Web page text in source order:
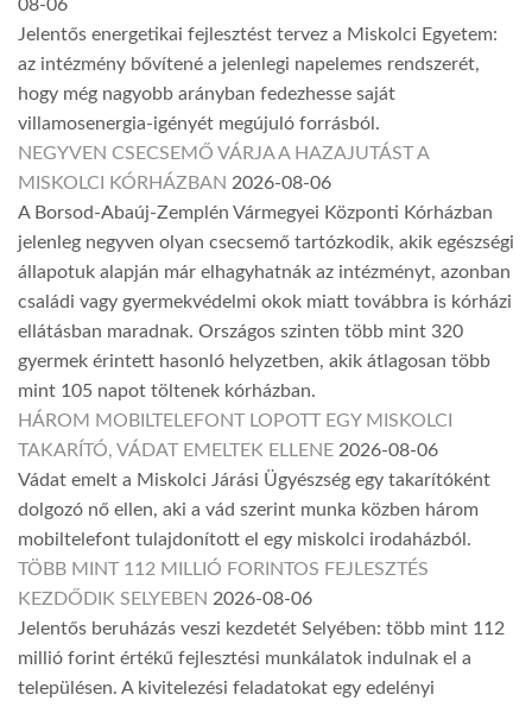
08-06
Jelentős energetikai fejlesztést tervez a Miskolci Egyetem:
az intézmény bővítené a jelenlegi napelemes rendszerét,
hogy még nagyobb arányban fedezhesse saját
villamosenergia-igényét megújuló forrásból.
NEGYVEN CSECSEMŐ VÁRJA A HAZAJUTÁST A
MISKOLCI KÓRHÁZBAN 2026-08-06
A Borsod-Abaúj-Zemplén Vármegyei Központi Kórházban
jelenleg negyven olyan csecsemő tartózkodik, akik egészségi
állapotuk alapján már elhagyhatnák az intézményt, azonban
családi vagy gyermekvédelmi okok miatt továbbra is kórházi
ellátásban maradnak. Országos szinten több mint 320
gyermek érintett hasonló helyzetben, akik átlagosan több
mint 105 napot töltenek kórházban.
HÁROM MOBILTELEFONT LOPOTT EGY MISKOLCI
TAKARÍTÓ, VÁDAT EMELTEK ELLENE 2026-08-06
Vádat emelt a Miskolci Járási Ügyészség egy takarítóként
dolgozó nő ellen, aki a vád szerint munka közben három
mobiltelefont tulajdonított el egy miskolci irodaházból.
TÖBB MINT 112 MILLIÓ FORINTOS FEJLESZTÉS
KEZDŐDIK SELYEBEN 2026-08-06
Jelentős beruházás veszi kezdetét Selyében: több mint 112
millió forint értékű fejlesztési munkálatok indulnak el a
településen. A kivitelezési feladatokat egy edelényi